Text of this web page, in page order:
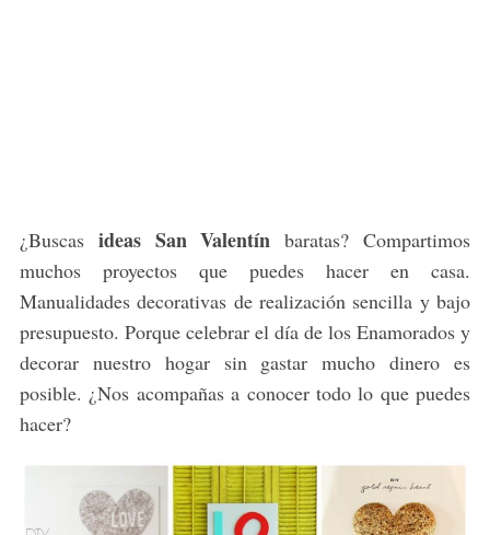
¿Buscas ideas San Valentín baratas? Compartimos
muchos proyectos que puedes hacer en casa.
Manualidades decorativas de realización sencilla y bajo
presupuesto. Porque celebrar el día de los Enamorados y
decorar nuestro hogar sin gastar mucho dinero es
posible. ¿Nos acompañas a conocer todo lo que puedes
hacer?